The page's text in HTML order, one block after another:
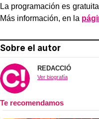
La programación es
Más información, en la
Sobre el autor
REDACCIÓ
Ver biografía